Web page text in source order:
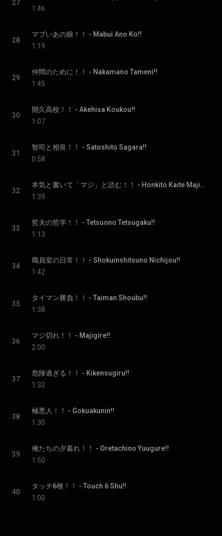
27
1:46
28
マブいあの娘！！ - Mabui Ano Ko!!
1:19
29
仲間のために！！ - Nakamano Tameni!!
1:45
30
開久高校！！ - Akehisa Koukou!!
1:07
31
智司と相良！！ - Satoshito Sagara!!
0:58
32
本気と書いて「マジ」と読む！！ - Honkito Kaite Majito Yomu!!
1:39
33
哲夫の哲学！！ - Tetsuono Tetsugaku!!
1:13
34
職員室の日常！！ - Shokuinshitsuno Nichijou!!
1:42
35
タイマン勝負！！ - Taiman Shoubu!!
1:38
36
マジ切れ！！ - Majigire!!
2:00
37
危険過ぎる！！ - Kikensugiru!!
1:32
38
極悪人！！ - Gokuakunin!!
1:30
39
俺たちの夕暮れ！！ - Oretachino Yuugure!!
1:50
40
タッチ6種！！ - Touch 6 Shu!!
1:00